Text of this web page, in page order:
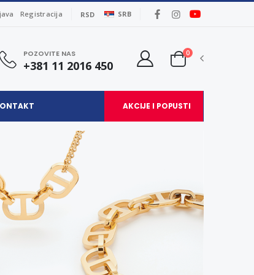
Registracija RSD SRB
POZOVITE NAS
+381 11 2016 450
0
AKCIJE I POPUSTI